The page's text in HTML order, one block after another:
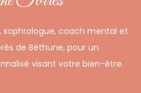
sophrologue, coach mental et
de Béthune, pour un
visant votre bien-être.